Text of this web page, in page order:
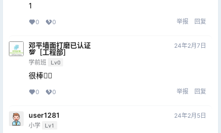
1
0 0 举报 回复
邓平墙面打磨已认证
💯［工程部］
学前班 Lv0
24年2月7日
很棒👍🏻
0 0 举报 回复
user1281
小学 Lv1
24年2月5日